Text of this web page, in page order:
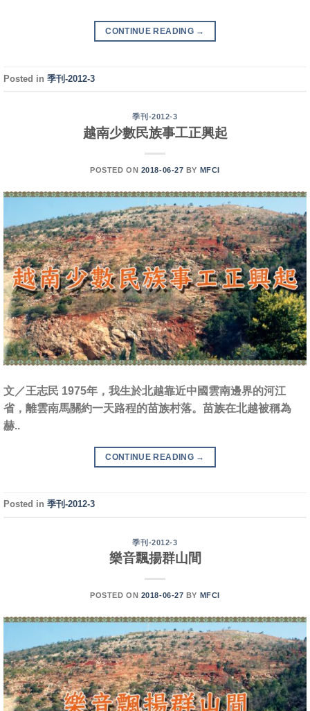
CONTINUE READING →
Posted in 季刊-2012-3
季刊-2012-3
越南少數民族事工正興起
POSTED ON 2018-06-27 BY MFCI
文／王志民 1975年，我生於北越靠近中國雲南邊界的河江
省，離雲南馬關約一天路程的苗族村落。苗族在北越被稱為
赫..
CONTINUE READING →
Posted in 季刊-2012-3
季刊-2012-3
樂音飄揚群山間
POSTED ON 2018-06-27 BY MFCI